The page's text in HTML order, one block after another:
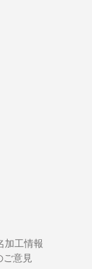
加工情報
意見